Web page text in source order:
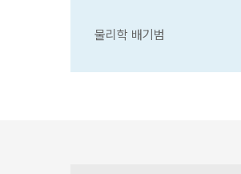
물리학 배기범